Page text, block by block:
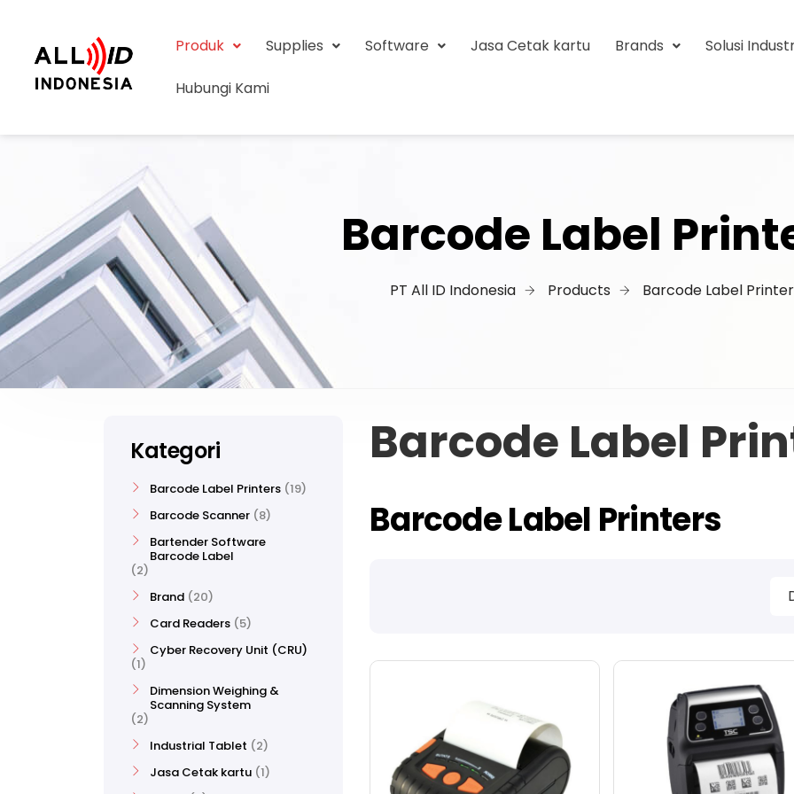
Produk Supplies Software Jasa Cetak kartu Brands Solusi
Hubungi Kami
Barcode Label
PT All ID Indonesia Products Barcode Label
Barcode Label
Barcode Label Printers
Kategori
Barcode Label Printers 19
Barcode Scanner 8
Bartender Software
Barcode Label
2
Brand 20
Card Readers 5
Cyber Recovery Unit (CRU)
1
Dimension Weighing &
Scanning System
2
Industrial Tablet
2
Jasa Cetak kartu 1